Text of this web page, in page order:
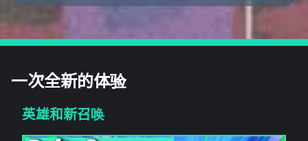
一次全新的体验
英雄和新召唤